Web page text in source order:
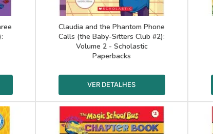
Claudia and the Phantom Phone
Calls (the Baby-Sitters Club #2):
Volume 2 - Scholastic
Paperbacks